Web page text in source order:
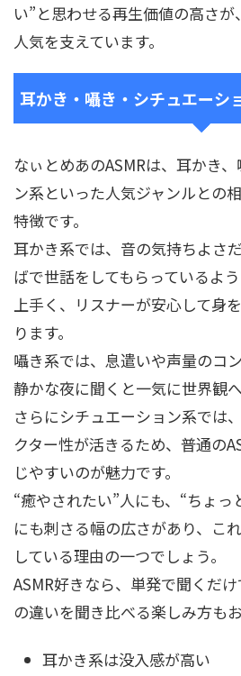
い”と思わせる再生価値の高さが
人気を支えています。
耳かき・囁き・シチュエーシ
なぃとめあのASMRは、耳かき
ン系といった人気ジャンルとの
特徴です。
耳かき系では、音の気持ちよさ
ばで世話をしてもらっているよ
上手く、リスナーが安心して身
ります。
囁き系では、息遣いや声量のコ
静かな夜に聞くと一気に世界観
さらにシチュエーション系では
クター性が活きるため、普通の
じやすいのが魅力です。
“癒やされたい”人にも、“ちょっ
にも刺さる幅の広さがあり、こ
している理由の一つでしょう。
ASMR好きなら、単発で聞くだ
の違いを聞き比べる楽しみ方もお
耳かき系は没入感が高い